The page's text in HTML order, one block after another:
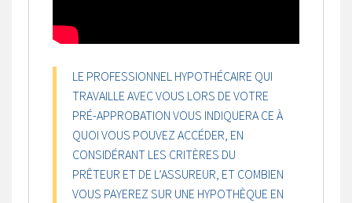
LE PROFESSIONNEL HYPOTHÉCAIRE QUI
TRAVAILLE AVEC VOUS LORS DE VOTRE
PRÉ-APPROBATION VOUS INDIQUERA CE À
QUOI VOUS POUVEZ ACCÉDER, EN
CONSIDÉRANT LES CRITÈRES DU
PRÊTEUR ET DE L’ASSUREUR, ET COMBIEN
VOUS PAYEREZ SUR UNE HYPOTHÈQUE EN